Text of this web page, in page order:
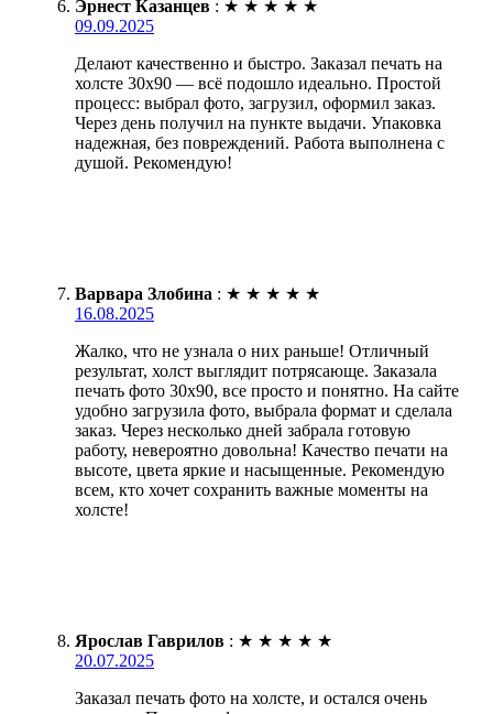
Эрнест Казанцев : ★ ★ ★ ★ ★
09.09.2025
Делают качественно и быстро. Заказал печать на
холсте 30х90 — всё подошло идеально. Простой
процесс: выбрал фото, загрузил, оформил заказ.
Через день получил на пункте выдачи. Упаковка
надежная, без повреждений. Работа выполнена с
душой. Рекомендую!
Варвара Злобина : ★ ★ ★ ★ ★
16.08.2025
Жалко, что не узнала о них раньше! Отличный
результат, холст выглядит потрясающе. Заказала
печать фото 30х90, все просто и понятно. На сайте
удобно загрузила фото, выбрала формат и сделала
заказ. Через несколько дней забрала готовую
работу, невероятно довольна! Качество печати на
высоте, цвета яркие и насыщенные. Рекомендую
всем, кто хочет сохранить важные моменты на
холсте!
Ярослав Гаврилов : ★ ★ ★ ★ ★
20.07.2025
Заказал печать фото на холсте, и остался очень